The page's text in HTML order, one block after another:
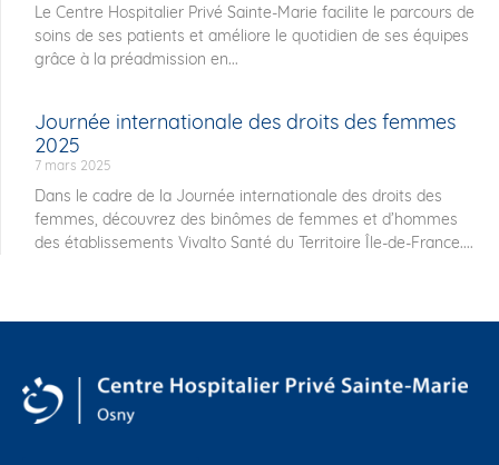
Le Centre Hospitalier Privé Sainte-Marie facilite le parcours de
soins de ses patients et améliore le quotidien de ses équipes
grâce à la préadmission en...
Journée internationale des droits des femmes
2025
7 mars 2025
Dans le cadre de la Journée internationale des droits des
femmes, découvrez des binômes de femmes et d’hommes
des établissements Vivalto Santé du Territoire Île-de-France....